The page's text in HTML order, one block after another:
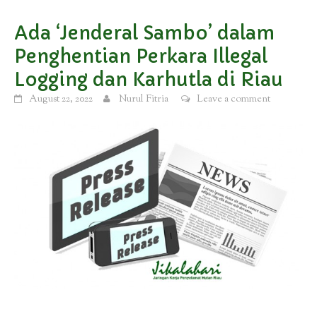
Ada ‘Jenderal Sambo’ dalam
Penghentian Perkara Illegal
Logging dan Karhutla di Riau
August 22, 2022 Nurul Fitria Leave a comment